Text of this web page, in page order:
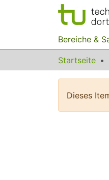
Bereiche &
Startseite
Dieses